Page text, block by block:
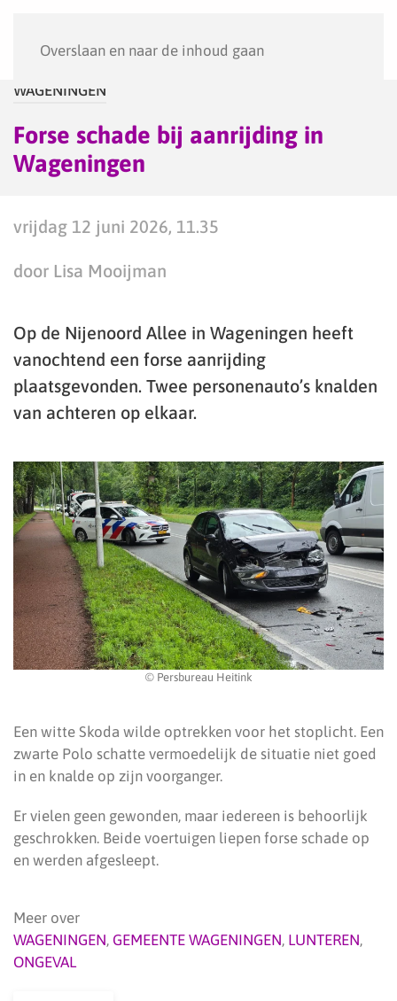
Overslaan en naar de inhoud gaan
WAGENINGEN
Forse schade bij aanrijding in
Wageningen
vrijdag 12 juni 2026, 11.35
door Lisa Mooijman
Op de Nijenoord Allee in Wageningen heeft
vanochtend een forse aanrijding
plaatsgevonden. Twee personenauto’s knalden
van achteren op elkaar.
© Persbureau Heitink
Een witte Skoda wilde optrekken voor het stoplicht. Een
zwarte Polo schatte vermoedelijk de situatie niet goed
in en knalde op zijn voorganger.
Er vielen geen gewonden, maar iedereen is behoorlijk
geschrokken. Beide voertuigen liepen forse schade op
en werden afgesleept.
Meer over
WAGENINGEN, GEMEENTE WAGENINGEN, LUNTEREN,
ONGEVAL